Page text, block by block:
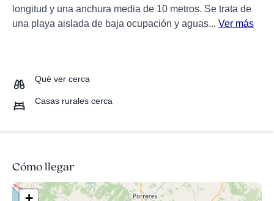
longitud y una anchura media de 10 metros. Se trata de
una playa aislada de baja ocupación y aguas... Ver más
Qué ver cerca
Casas rurales cerca
Cómo llegar